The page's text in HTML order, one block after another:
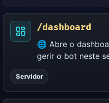
/dashboard
🌐 Abre o
gerir o bot neste
Servidor